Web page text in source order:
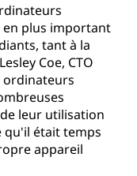
plus important
tant à la
Coe, CTO
ordinateurs
leur utilisation
qu'il était temps
appareil